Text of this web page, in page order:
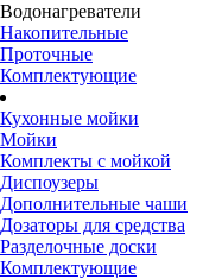
Водонагреватели
Накопительные
Проточные
Комплектующие
Кухонные мойки
Мойки
Комплекты с мойкой
Диспоузеры
Дополнительные чаши
Дозаторы для средства
Разделочные доски
Комплектующие